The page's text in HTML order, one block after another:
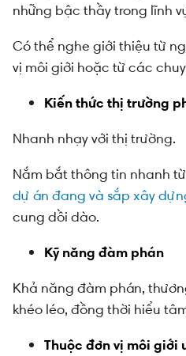
những bậc thầy trong lĩnh
Có thể nghe giới thiệu từ
vị môi giới hoặc từ các
Kiến thức thị trường
Nhanh nhạy với thị trường.
Nắm bắt thông tin nhanh
dự án đang và sắp xây
cung dồi dào.
Kỹ năng đàm phán
Khả năng đàm phán,
khéo léo, đồng thời hiểu
Thuộc đơn vị môi giới